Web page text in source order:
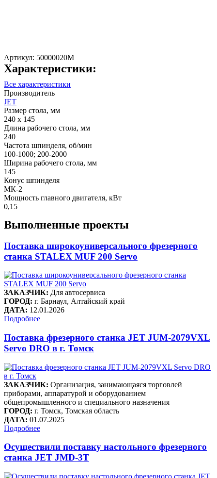
Артикул: 50000020M
Характеристики:
Все характеристики
Производитель
JET
Размер стола, мм
240 х 145
Длина рабочего стола, мм
240
Частота шпинделя, об/мин
100-1000; 200-2000
Ширина рабочего стола, мм
145
Конус шпинделя
МК-2
Мощность главного двигателя, кВт
0,15
Выполненные проекты
Поставка широкоуниверсального фрезерного
станка STALEX MUF 200 Servo
ЗАКАЗЧИК: Для автосервиса
ГОРОД: г. Барнаул, Алтайский край
ДАТА: 12.01.2026
Подробнее
Поставка фрезерного станка JET JUM-2079VXL
Servo DRO в г. Томск
ЗАКАЗЧИК: Организация, занимающаяся торговлей
приборами, аппаратурой и оборудованием
общепромышленного и специального назначения
ГОРОД: г. Томск, Томская область
ДАТА: 01.07.2025
Подробнее
Осуществили поставку настольного фрезерного
станка JET JMD-3T